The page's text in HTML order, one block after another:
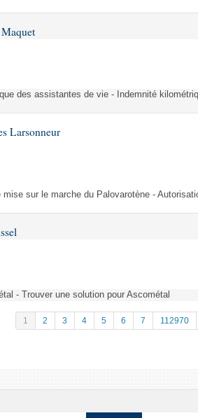
des assistantes de vie - Indemnité
Larsonneur
sur le marche du Palovarotène -
- Trouver une solution pour Ascométal
1 2 3 4 5 6 7 112970